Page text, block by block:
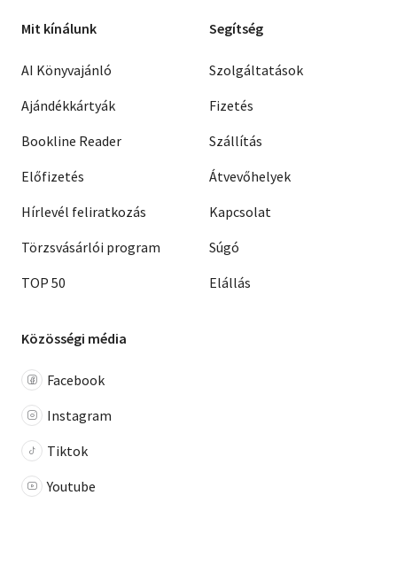
Mit kínálunk
AI Könyvajánló
Ajándékkártyák
Bookline Reader
Előfizetés
Hírlevél feliratkozás
Törzsvásárlói program
TOP 50
Segítség
Szolgáltatások
Fizetés
Szállítás
Átvevőhelyek
Kapcsolat
Súgó
Elállás
Közösségi média
Facebook
Instagram
Tiktok
Youtube